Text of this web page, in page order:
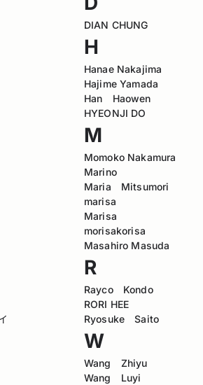
DIAN CHUNG
H
Hanae Nakajima
Hajime Yamada
Han Haowen
HYEONJI DO
M
Momoko Nakamura
Marino
Maria Mitsumori
marisa
Marisa
morisakorisa
Masahiro Masuda
R
Rayco Kondo
RORI HEE
Ryosuke Saito
W
Wang Zhiyu
Wang Luyi